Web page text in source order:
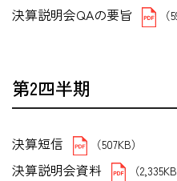
決算説明会QAの要旨
（
第2四半期
決算短信 （507KB）
決算説明会資料 （2,335KB